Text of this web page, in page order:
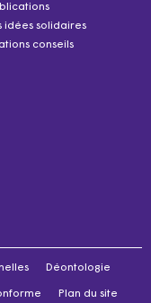
idées solidaires
conseils
Déontologie
Plan du site